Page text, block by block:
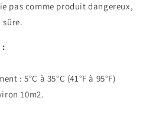
pas comme produit dangereux,
:
: 5°C à 35°C (41°F à 95°F)
10m2.